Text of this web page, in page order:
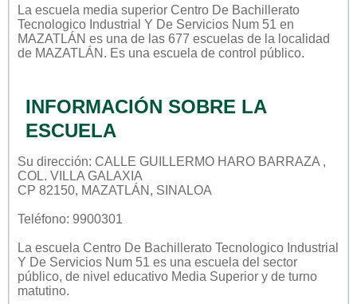
La escuela media superior Centro De Bachillerato
Tecnologico Industrial Y De Servicios Num 51 en
MAZATLÁN es una de las 677 escuelas de la localidad
de MAZATLÁN . Es una escuela de control público.
INFORMACIÓN SOBRE LA
ESCUELA
Su dirección: CALLE GUILLERMO HARO BARRAZA ,
COL. VILLA GALAXIA
CP 82150, MAZATLÁN, SINALOA
Teléfono: 9900301
La escuela Centro De Bachillerato Tecnologico Industrial
Y De Servicios Num 51 es una escuela del sector
público, de nivel educativo Media Superior y de turno
matutino.